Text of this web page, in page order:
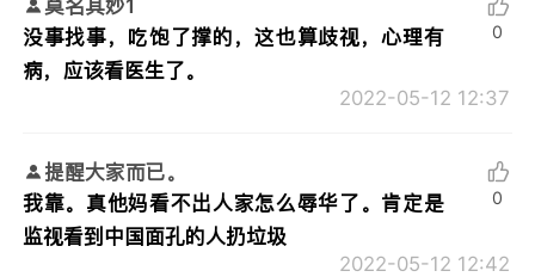
莫名其妙1
没事找事，吃饱了撑的，这也算歧视，心理有
病，应该看医生了。
2022-05-12 12:37
0
提醒大家而已。
我靠。真他妈看不出人家怎么辱华了。肯定是
监视看到中国面孔的人扔垃圾
2022-05-12 12:42
0